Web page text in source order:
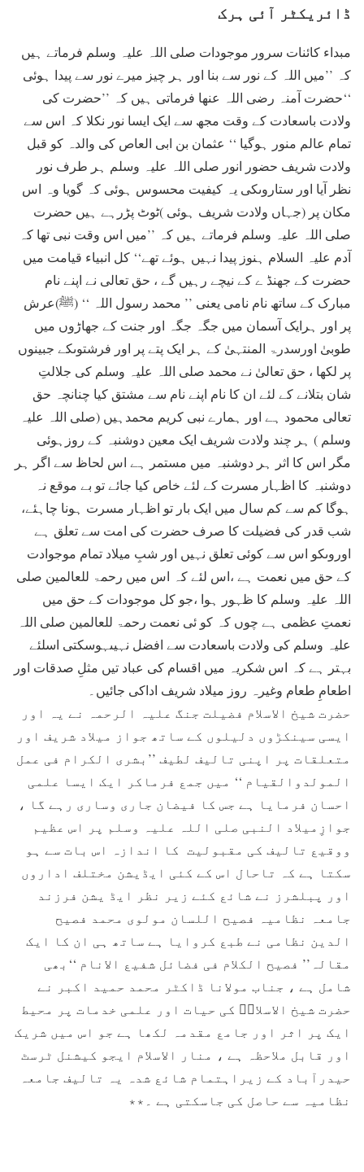
ڈائریکٹر آئی ہرک
مبداء کائنات سرور موجودات صلی اللہ علیہ وسلم فرماتے ہیں
کہ ’’میں اللہ کے نور سے بنا اور ہر چیز میرے نور سے پیدا ہوئی
‘‘حضرت آمنہ رضی اللہ عنھا فرماتی ہیں کہ ’’حضرت کی
ولادت باسعادت کے وقت مجھ سے ایک ایسا نور نکلا کہ اس سے
تمام عالم منور ہوگیا ‘‘ عثمان بن ابی العاص کی والدہ کو قبل
ولادت شریف حضور انور صلی اللہ علیہ وسلم ہر طرف نور
نظر آیا اور ستاروںکی یہ کیفیت محسوس ہوئی کہ گویا وہ اس
مکان پر (جہاں ولادت شریف ہوئی )ٹوٹ پڑرہے ہیں حضرت
صلی اللہ علیہ وسلم فرماتے ہیں کہ ’’میں اس وقت نبی تھا کہ
آدم علیہ السلام ہنوز پیدا نہیں ہوئے تھے‘‘ کل انبیاء قیامت میں
حضرت کے جھنڈ ے کے نیچے رہیں گے ، حق تعالی نے اپنے نام
مبارک کے ساتھ نام نامی یعنی ’’ محمد رسول اللہ ‘‘ (ﷺ)عرش
پر اور ہرایک آسمان میں جگہ جگہ اور جنت کے جھاڑوں میں
طوبیٰ اورسدرۃ المنتہیٰ کے ہر ایک پتے پر اور فرشتوںکے جبینوں
پر لکھا ، حق تعالیٰ نے محمد صلی اللہ علیہ وسلم کی جلالتِ
شان بتلانے کے لئے ان کا نام اپنے نام سے مشتق کیا چنانچہ حق
تعالی محمود ہے اور ہمارے نبی کریم محمدہیں (صلی اللہ علیہ
وسلم ) ہر چند ولادت شریف ایک معین دوشنبہ کے روزہوئی
مگر اس کا اثر ہر دوشنبہ میں مستمر ہے اس لحاظ سے اگر ہر
دوشنبہ کا اظہار مسرت کے لئے خاص کیا جائے تو بے موقع نہ
ہوگا کم سے کم سال میں ایک بار تو اظہار مسرت ہونا چاہئے،
شب قدر کی فضیلت کا صرف حضرت کی امت سے تعلق ہے
اوروںکو اس سے کوئی تعلق نہیں اور شبِ میلاد تمام موجوادت
کے حق میں نعمت ہے ،اس لئے کہ اس میں رحمۃ للعالمین صلی
اللہ علیہ وسلم کا ظہور ہوا ،جو کل موجودات کے حق میں
نعمتِ عظمی ہے چوں کہ کو ئی نعمت رحمۃ للعالمین صلی اللہ
علیہ وسلم کی ولادت باسعادت سے افضل نہیںہوسکتی اسلئے
بہتر ہے کہ اس شکریہ میں اقسام کی عباد تیں مثلِ صدقات اور
اطعامِ طعام وغیرہ روز میلاد شریف اداکی جائیں۔
حضرت شیخ الاسلام فضیلت جنگ علیہ الرحمہ نے یہ اور
ایسی سینکڑوں دلیلوں کے ساتھ جواز میلاد شریف اور
متعلقات پر اپنی تالیف لطیف ’’بشری الکرام فی عمل
المولدوالقیام ‘‘ میں جمع فرماکر ایک ایسا علمی
احسان فرمایا ہے جس کا فیضان جاری وساری رہے گا ،
جوازِمیلاد النبی صلی اللہ علیہ وسلم پر اس عظیم
ووقیع تالیف کی مقبولیت کا اندازہ اس بات سے ہو
سکتا ہے کہ تاحال اس کے کئی ایڈیشن مختلف اداروں
اور پبلشرز نے شائع کئے زیر نظر ایڈ یشن فرزند
جامعہ نظامیہ فصیح اللسان مولوی محمد فصیح
الدین نظامی نے طبع کروایا ہے ساتھ ہی ان کا ایک
مقالہ’’ فصیح الکلام فی فضائل شفیع الانام ‘‘بھی
شامل ہے ، جناب مولانا ڈاکٹر محمد حمید اکبر نے
حضرت شیخ الاسلامؒ کی حیات اور علمی خدمات پر محیط
ایک پر اثر اور جامع مقدمہ لکھا ہے جو اس میں شریک
اور قابل ملاحظہ ہے ، منار الاسلام ایجو کیشنل ٹرسٹ
حیدرآباد کے زیراہتمام شائع شدہ یہ تالیف جامعہ
نظامیہ سے حاصل کی جاسکتی ہے ۔٭٭